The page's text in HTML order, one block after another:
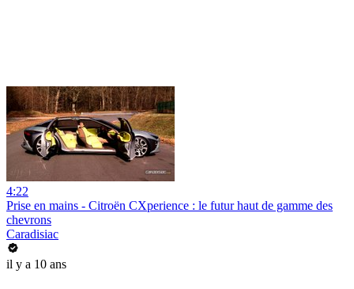
4:22
Prise en mains - Citroën CXperience : le futur haut de gamme des
chevrons
Caradisiac
il y a 10 ans